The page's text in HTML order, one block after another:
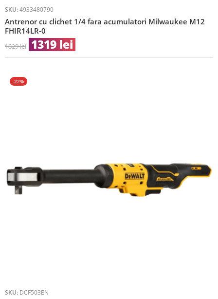
SKU: 4933480790
Antrenor cu clichet 1/4 fara acumulatori Milwaukee M12
FHIR14LR-0
1829lei 1319 lei
-22%
SKU: DCF503EN